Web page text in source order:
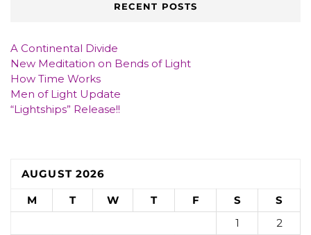
RECENT POSTS
A Continental Divide
New Meditation on Bends of Light
How Time Works
Men of Light Update
“Lightships” Release!!
AUGUST 2026
M
T W T F S
S
1
2